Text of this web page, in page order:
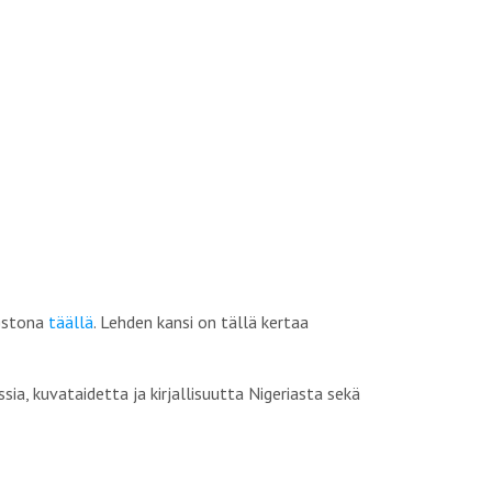
täällä. Lehden kansi on tällä kertaa
kuvataidetta ja kirjallisuutta Nigeriasta sekä